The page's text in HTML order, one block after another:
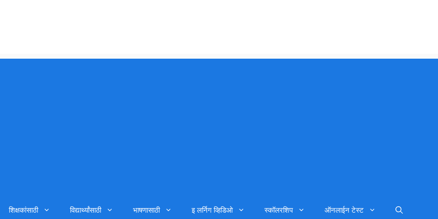
शिक्षकांसाठी विद्यार्थ्यांसाठी भाषणासाठी इ लर्निग व्हिडिओ स्कॉलरशिप ऑनलाईन टेस्ट